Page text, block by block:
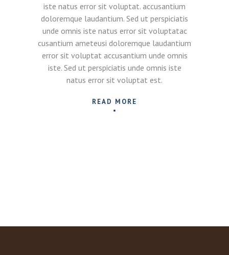
iste natus error sit voluptat. accusantium
doloremque laudantium. Sed ut perspiciatis
unde omnis iste natus error sit voluptatac
cusantium ameteusi doloremque laudantium
error sit voluptat accusantium unde omnis
iste. Sed ut perspiciatis unde omnis iste
natus error sit voluptat est.
READ MORE